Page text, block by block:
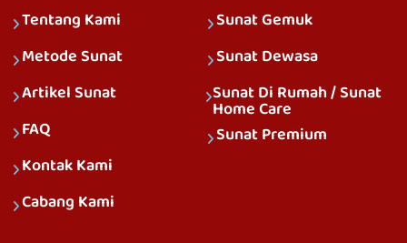
Tentang Kami
Metode Sunat
Artikel Sunat
FAQ
Kontak Kami
Cabang Kami
Sunat Gemuk
Sunat Dewasa
Sunat Di Rumah / Sunat
Home Care
Sunat Premium